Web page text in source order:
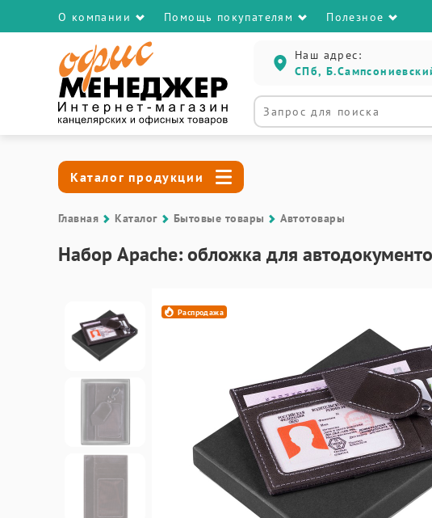
О компании Помощь покупателям Полезное
Наш адрес:
СПб,
Каталог продукции
Главная Каталог Бытовые товары Автотовары
Набор Apache: обложка для
Распродажа